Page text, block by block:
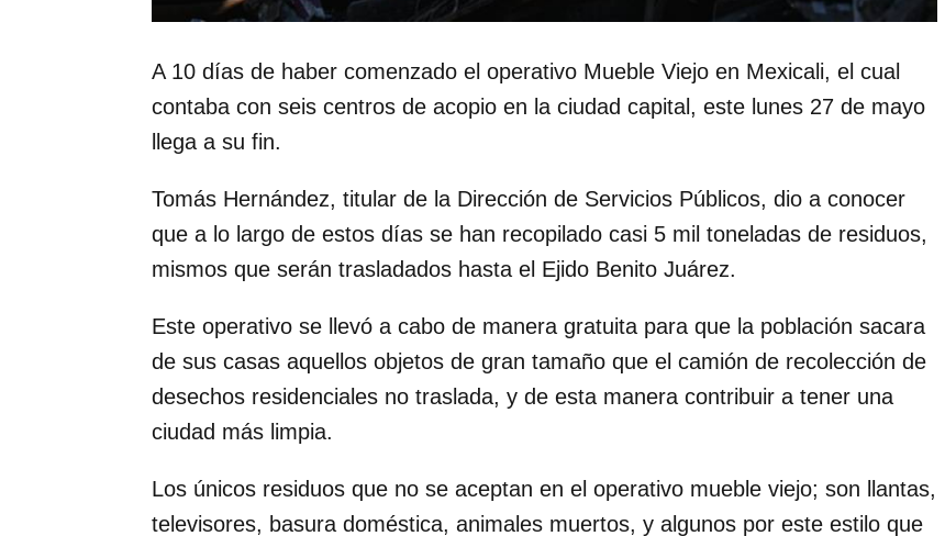
A 10 días de haber comenzado el operativo Mueble Viejo en Mexicali, el cual
contaba con seis centros de acopio en la ciudad capital, este lunes 27 de mayo
llega a su fin.
Tomás Hernández, titular de la Dirección de Servicios Públicos, dio a conocer
que a lo largo de estos días se han recopilado casi 5 mil toneladas de residuos,
mismos que serán trasladados hasta el Ejido Benito Juárez.
Este operativo se llevó a cabo de manera gratuita para que la población sacara
de sus casas aquellos objetos de gran tamaño que el camión de recolección de
desechos residenciales no traslada, y de esta manera contribuir a tener una
ciudad más limpia.
Los únicos residuos que no se aceptan en el operativo mueble viejo; son llantas,
televisores, basura doméstica, animales muertos, y algunos por este estilo que